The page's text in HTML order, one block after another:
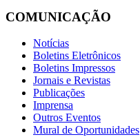
COMUNICAÇÃO
Notícias
Boletins Eletrônicos
Boletins Impressos
Jornais e Revistas
Publicações
Imprensa
Outros Eventos
Mural de Oportunidades